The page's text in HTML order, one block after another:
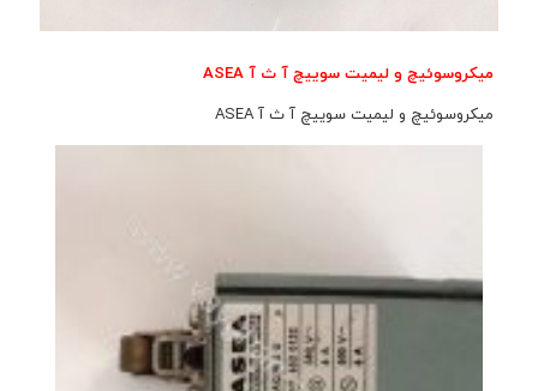
میکروسوئیچ و لیمیت سوییچ آ ث آ ASEA
میکروسوئیچ و لیمیت سوییچ آ ث آ ASEA